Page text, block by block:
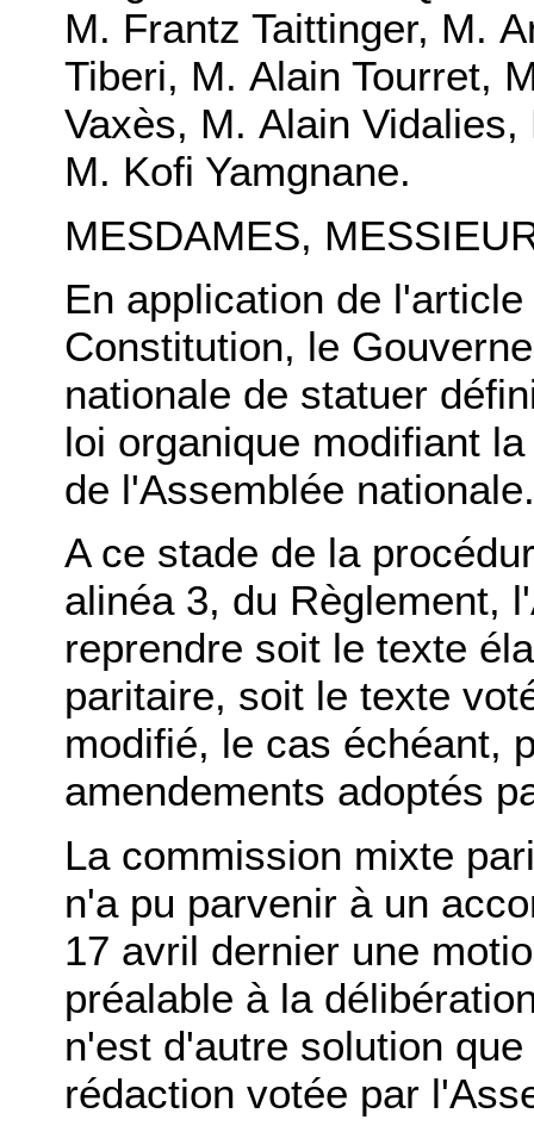
M. Frantz Taittinger, M.
Tiberi, M. Alain Tourret,
Vaxès, M. Alain
M. Kofi Yamgnane.
MESDAMES,
En application de
Constitution, le
nationale de statuer
loi organique modifiant
de l'Assemblée nationale.
A ce stade de la
alinéa 3, du Règlement,
reprendre soit le texte
paritaire, soit le texte
modifié, le cas échéant,
amendements adoptés
La commission mixte
n'a pu parvenir à un
17 avril dernier une
préalable à la
n'est d'autre solution
rédaction votée par